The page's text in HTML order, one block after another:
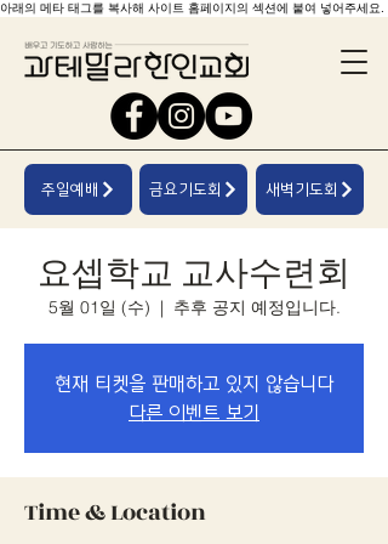
아래의 메타 태그를 복사해 사이트 홈페이지의 섹션에 붙여 넣어주세요.
주일예배 금요기도회 새벽기도회
요셉학교 교사수련회
5월 01일 (수)
  |
추후 공지 예정입니다.
현재 티켓을 판매하고 있지 않습니다
다른 이벤트 보기
Time & Location